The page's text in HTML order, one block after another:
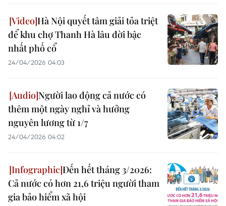
Hà Nội quyết tâm giải tỏa triệt
để khu chợ Thanh Hà lâu đời bậc
nhất phố cổ
24/04/2026 04:03
Người lao động cả nước có
thêm một ngày nghỉ và hưởng
nguyên lương từ 1/7
24/04/2026 04:02
Đến hết tháng 3/2026:
Cả nước có hơn 21,6 triệu người tham
gia bảo hiểm xã hội